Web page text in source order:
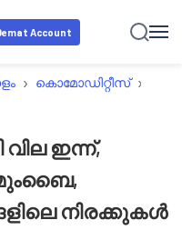
Account
› കൊമോഡിറ്റീസ് ›
ഇന്ന്,
നിരക്കുകൾ